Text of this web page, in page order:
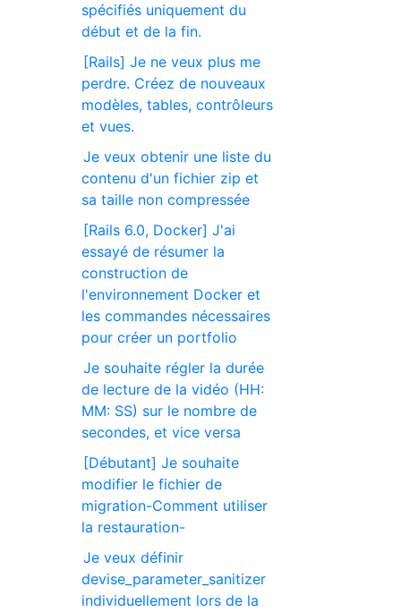
spécifiés uniquement du
début et de la fin.
[Rails] Je ne veux plus me
perdre. Créez de nouveaux
modèles, tables, contrôleurs
et vues.
Je veux obtenir une liste du
contenu d'un fichier zip et
sa taille non compressée
[Rails 6.0, Docker] J'ai
essayé de résumer la
construction de
l'environnement Docker et
les commandes nécessaires
pour créer un portfolio
Je souhaite régler la durée
de lecture de la vidéo (HH:
MM: SS) sur le nombre de
secondes, et vice versa
[Débutant] Je souhaite
modifier le fichier de
migration-Comment utiliser
la restauration-
Je veux définir
devise_parameter_sanitizer
individuellement lors de la